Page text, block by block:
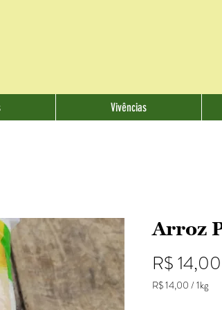
Vivências
Arroz
R$ 14,00
R$ 14,00 /1kg